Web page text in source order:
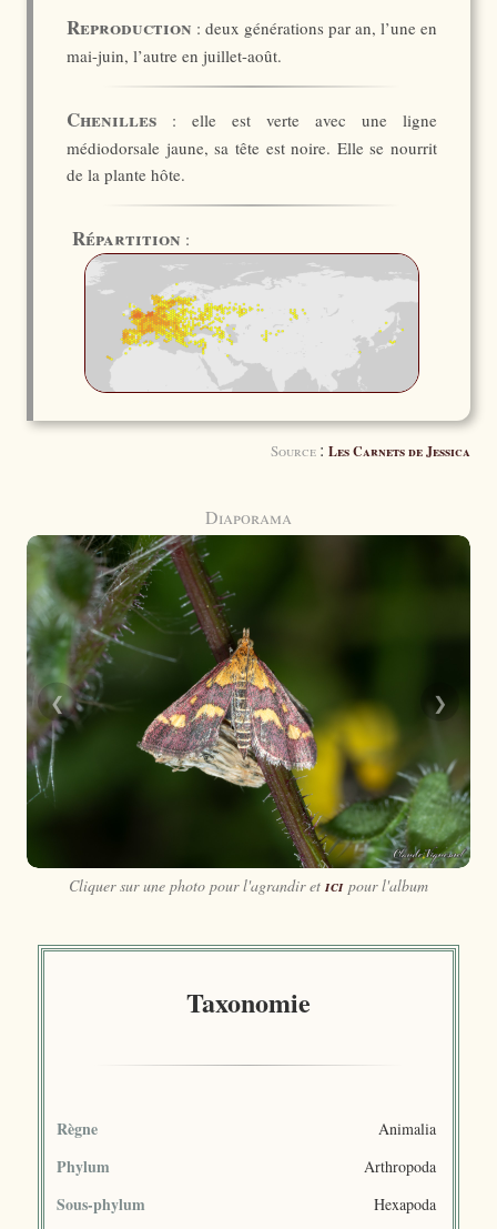
Reproduction : deux générations par an, l’une en
mai-juin, l’autre en juillet-août.
Chenilles : elle est verte avec une ligne
médiodorsale jaune, sa tête est noire. Elle se nourrit
de la plante hôte.
Répartition :
Source : Les Carnets de Jessica
Diaporama
❮ ❯
Cliquer sur une photo pour l'agrandir et ici pour l'album
Taxonomie
Règne Animalia
Phylum Arthropoda
Sous-phylum Hexapoda